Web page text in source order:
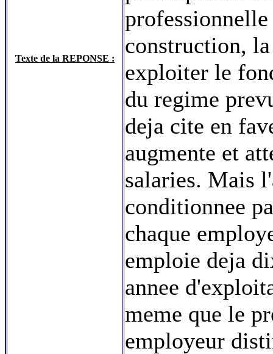
Texte de la REPONSE :
construction,
exploiter le
du regime
deja cite en
augmente et
salaries. Mais
conditionnee
chaque
emploie deja
annee
meme que le
employeur